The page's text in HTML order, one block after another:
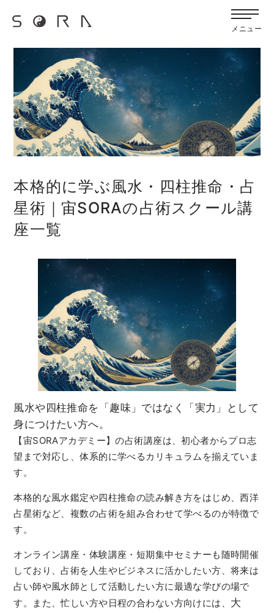
メニュー
宙SORAのブログ
本格的に学ぶ風水・四柱推命・占
星術｜宙SORAの占術スクール講
座一覧
風水や四柱推命を「趣味」ではなく「実力」として
身につけたい方へ。
【宙SORAアカデミー】の占術講座は、初心者からプロ志
望まで対応し、体系的に学べるカリキュラムを揃えていま
す。
本格的な風水鑑定や四柱推命の読み解き方をはじめ、西洋
占星術など、複数の占術を組み合わせて学べるのが特徴で
す。
オンライン講座・体験講座・短期集中セミナーも随時開催
しており、占術を人生やビジネスに活かしたい方、将来は
占い師や風水師として活動したい方に最適な学びの場で
す。また、忙しい方や日程の合わない方向けには、 大